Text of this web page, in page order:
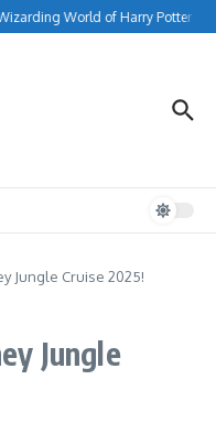
World of Harry Potter
Jungle Cruise 2025!
Jungle